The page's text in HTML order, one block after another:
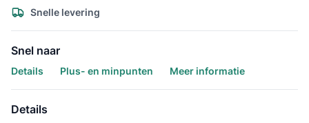
Snelle levering
Snel naar
Details Plus- en minpunten Meer informatie
Details